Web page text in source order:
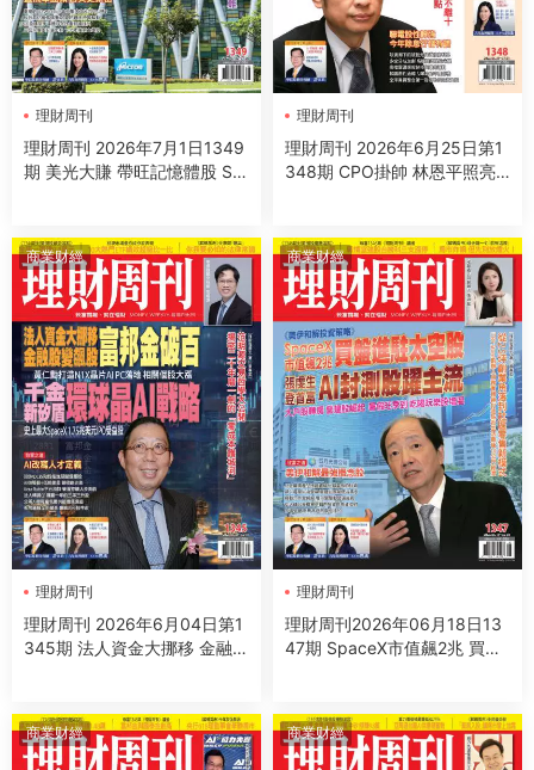
理財周刊
理財周刊 2026年7月1日1349
期 美光大賺 帶旺記憶體股 SP
理財周刊
理財周刊 2026年6月25日第1
348期 CPO掛帥 林恩平照亮
商業财經
理財周刊
理財周刊 2026年6月04日第1
345期 法人資金大挪移 金融股
商業财經
理財周刊
理財周刊2026年06月18日13
47期 SpaceX市值飆2兆 買盤
商業财經 商業财經